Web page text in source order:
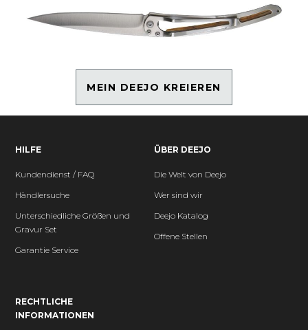
MEIN DEEJO KREIEREN
HILFE
Kundendienst / FAQ
Händlersuche
Unterschiedliche Größen und
Gravur Set
Garantie Service
ÜBER DEEJO
Die Welt von Deejo
Wer sind wir
Deejo Katalog
Offene Stellen
RECHTLICHE
INFORMATIONEN